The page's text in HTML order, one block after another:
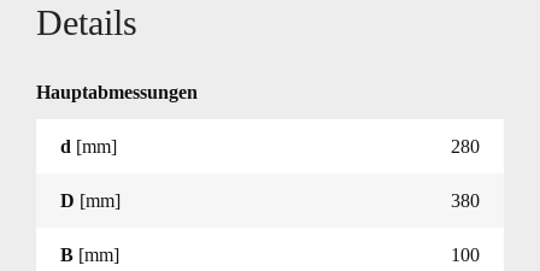
Details
Hauptabmessungen
d [mm] 280
D [mm] 380
B [mm] 100